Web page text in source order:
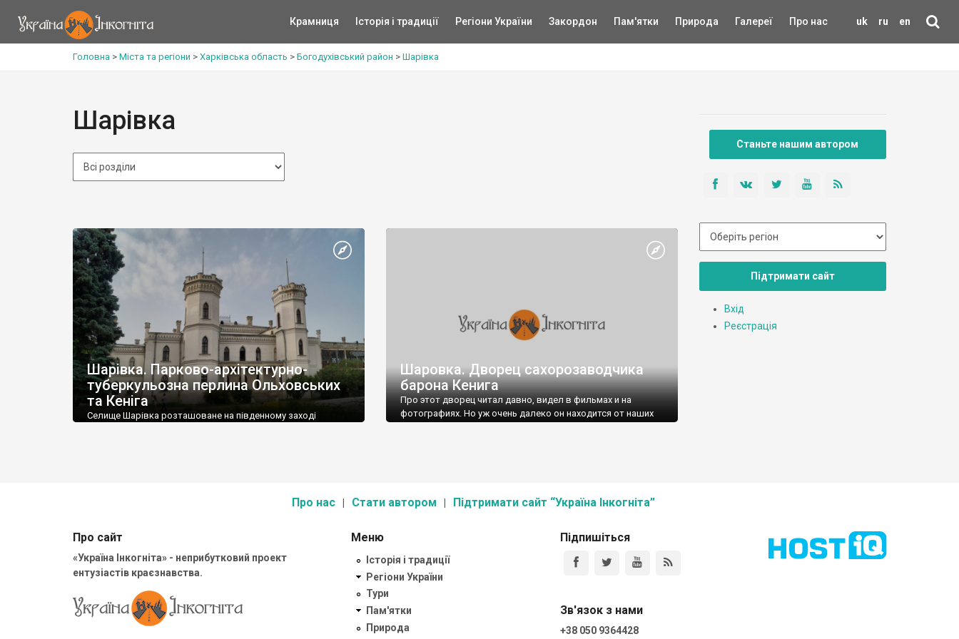
uk ru en
Крамниця Історія і традиції Регіони України Закордон Пам'ятки Природа Галереї Про нас
Головна > Міста та регіони > Харківська область > Богодухівський район > Шарівка
Шарівка
Шарівка. Парково-архітектурно-
туберкульозна перлина Ольховських
та Кеніга
Селище Шарівка розташоване на південному заході
Шаровка. Дворец сахорозаводчика
барона Кенига
Про этот дворец читал давно, видел в фильмах и на
фотографиях. Но уж очень далеко он находится от наших
Станьте нашим автором
Підтримати сайт
Вхід
Реєстрація
Про нас Стати автором Підтримати сайт “Україна Інкогніта”
Про сайт
«Україна Інкогніта» - неприбутковий проект
ентузіастів краєзнавства.
Меню
Історія і традиції
Регіони України
Тури
Пам'ятки
Природа
Підпишіться
Зв'язок з нами
+38 050 9364428